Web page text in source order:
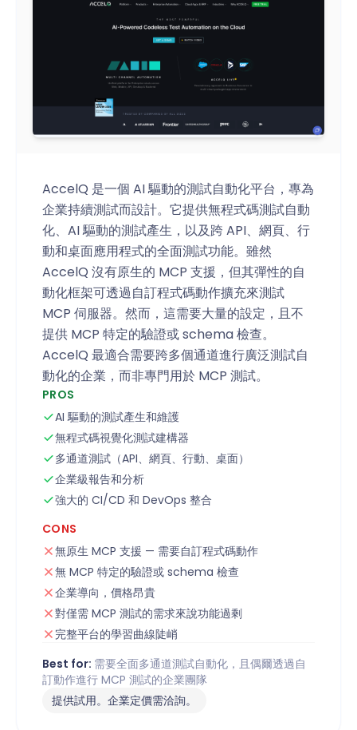
AccelQ 是一個 AI 驅動的測試自動化平台，專為
企業持續測試而設計。它提供無程式碼測試自動
化、AI 驅動的測試產生，以及跨 API、網頁、行
動和桌面應用程式的全面測試功能。雖然
AccelQ 沒有原生的 MCP 支援，但其彈性的自
動化框架可透過自訂程式碼動作擴充來測試
MCP 伺服器。然而，這需要大量的設定，且不
提供 MCP 特定的驗證或 schema 檢查。
AccelQ 最適合需要跨多個通道進行廣泛測試自
動化的企業，而非專門用於 MCP 測試。
PROS
AI 驅動的測試產生和維護
無程式碼視覺化測試建構器
多通道測試（API、網頁、行動、桌面）
企業級報告和分析
強大的 CI/CD 和 DevOps 整合
CONS
無原生 MCP 支援 — 需要自訂程式碼動作
無 MCP 特定的驗證或 schema 檢查
企業導向，價格昂貴
對僅需 MCP 測試的需求來說功能過剩
完整平台的學習曲線陡峭
Best for: 需要全面多通道測試自動化，且偶爾透過自
訂動作進行 MCP 測試的企業團隊
提供試用。企業定價需洽詢。